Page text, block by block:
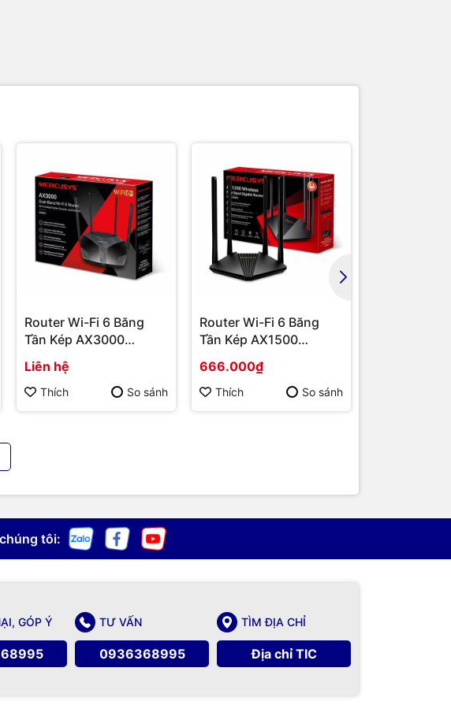
Router Wi-Fi 6 Băng
Tần Kép AX3000
MR80X | Hàng chính
hãng
Liên hệ
Thích So sánh
Router Wi-Fi 6 Băng
Tần Kép AX1500
hãng
666.000₫
Thích So sánh
tôi:
GÓP Ý TƯ VẤN
0936368995
TÌM ĐỊA CHỈ
Địa chỉ TIC